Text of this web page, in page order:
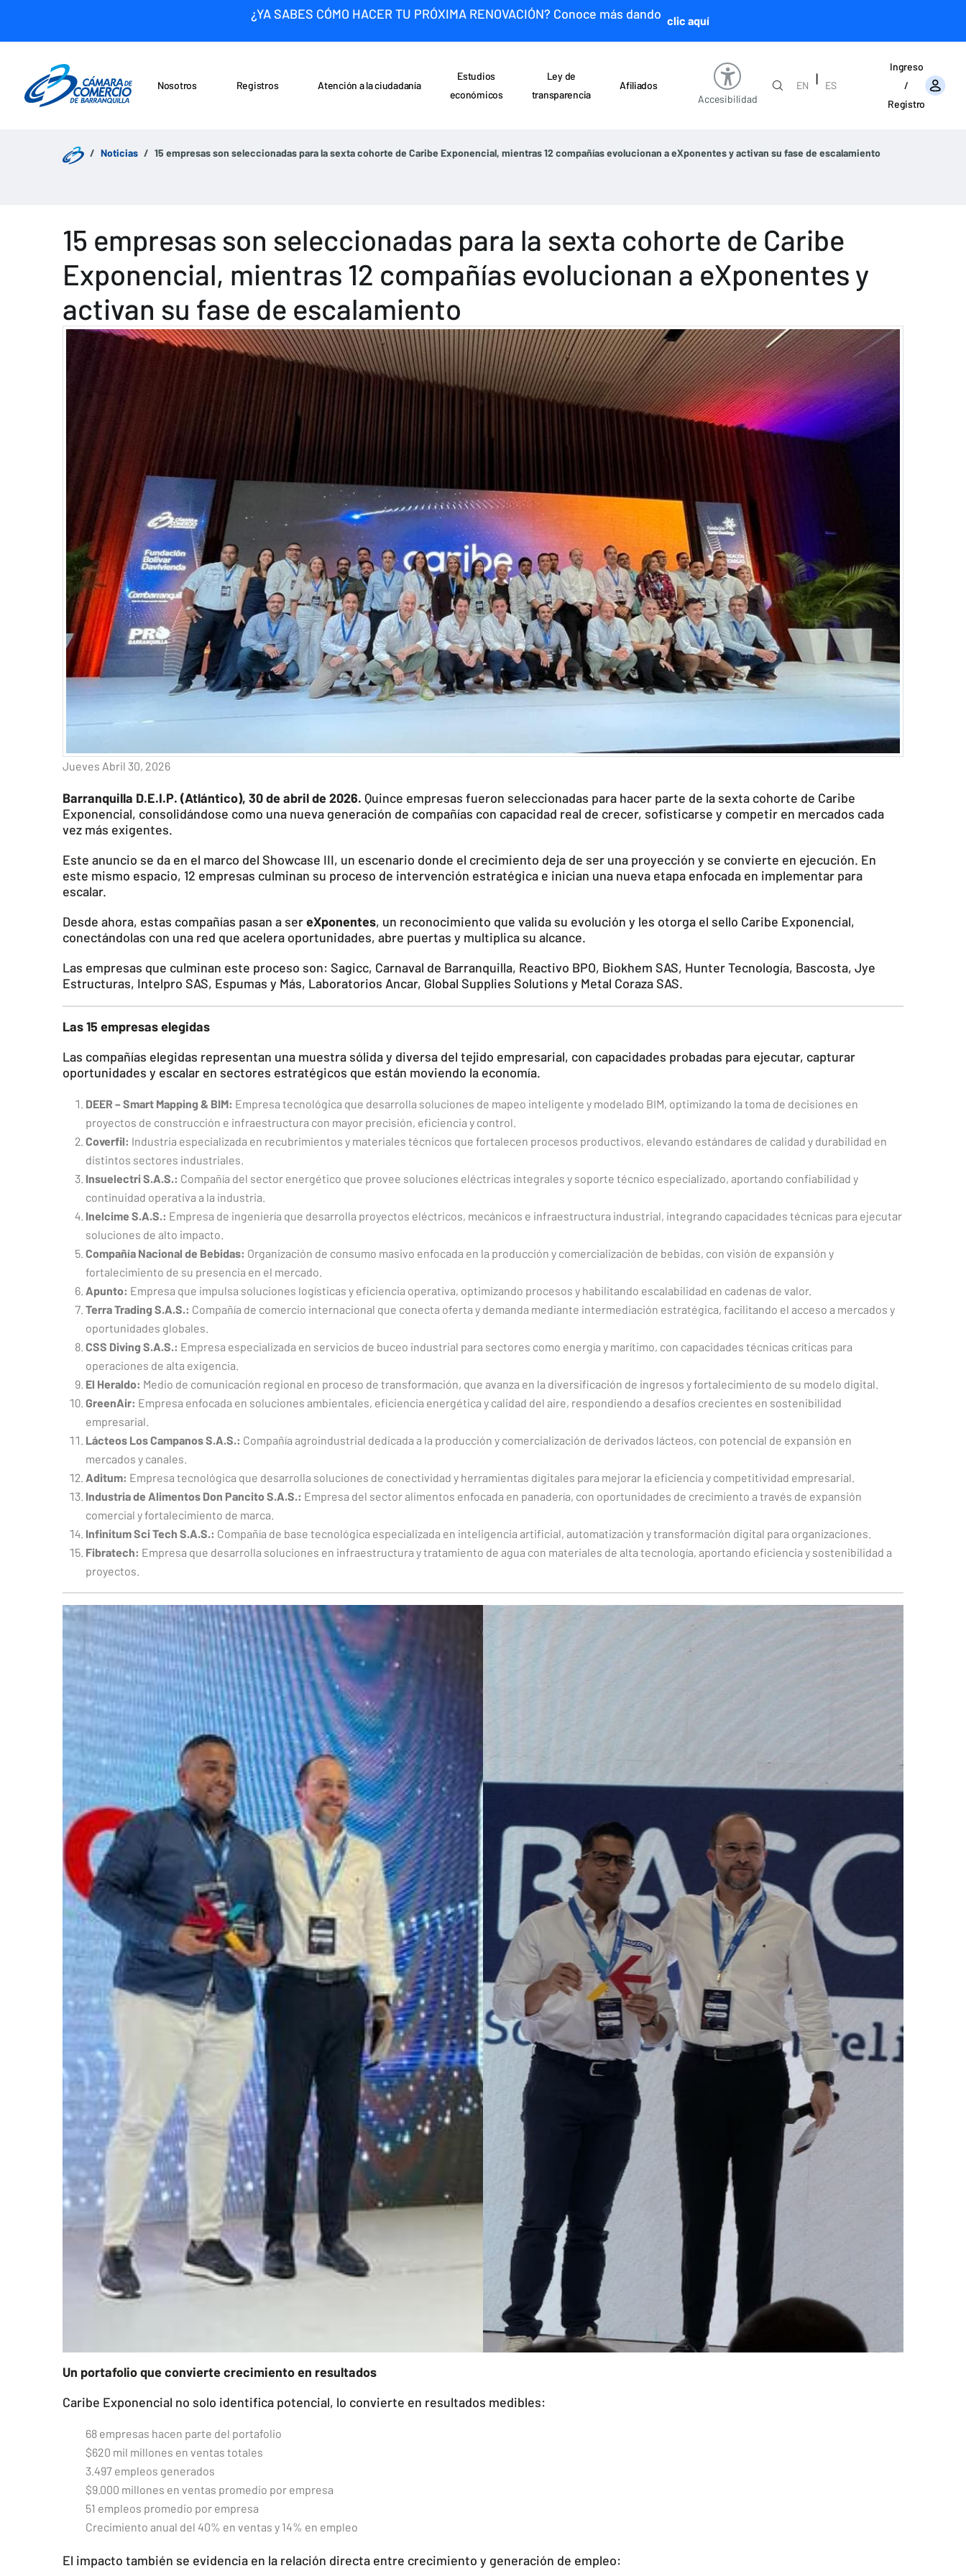
¿YA SABES CÓMO HACER TU PRÓXIMA RENOVACIÓN? Conoce más dando clic aquí
Nosotros Registros
Atención a la ciudadanía
Estudios
económicos
Ley de
transparencia
Afiliados
Accesibilidad
EN |
ES
Ingreso
/
Registro
Noticias 15 empresas son seleccionadas para la sexta cohorte de Caribe Exponencial, mientras 12 compañías evolucionan a eXponentes y activan su fase de escalamiento
15 empresas son seleccionadas para la sexta cohorte de Caribe
Exponencial, mientras 12 compañías evolucionan a eXponentes y
activan su fase de escalamiento
Jueves Abril 30, 2026
Barranquilla D.E.I.P. (Atlántico), 30 de abril de 2026. Quince empresas fueron seleccionadas para hacer parte de la sexta cohorte de Caribe
Exponencial, consolidándose como una nueva generación de compañías con capacidad real de crecer, sofisticarse y competir en mercados cada
vez más exigentes.
Este anuncio se da en el marco del Showcase III, un escenario donde el crecimiento deja de ser una proyección y se convierte en ejecución. En
este mismo espacio, 12 empresas culminan su proceso de intervención estratégica e inician una nueva etapa enfocada en implementar para
escalar.
Desde ahora, estas compañías pasan a sereXponentes, un reconocimiento que valida su evolución y les otorga el sello Caribe Exponencial,
conectándolas con una red que acelera oportunidades, abre puertas y multiplica su alcance.
Las empresas que culminan este proceso son: Sagicc, Carnaval de Barranquilla, Reactivo BPO, Biokhem SAS, Hunter Tecnología, Bascosta, Jye
Estructuras, Intelpro SAS, Espumas y Más, Laboratorios Ancar, Global Supplies Solutions y Metal Coraza SAS.
Las 15 empresas elegidas
Las compañías elegidas representan una muestra sólida y diversa del tejido empresarial, con capacidades probadas para ejecutar, capturar
oportunidades y escalar en sectores estratégicos que están moviendo la economía.
DEER – Smart Mapping & BIM: Empresa tecnológica que desarrolla soluciones de mapeo inteligente y modelado BIM, optimizando la toma de decisiones en
proyectos de construcción e infraestructura con mayor precisión, eficiencia y control.
Coverfil: Industria especializada en recubrimientos y materiales técnicos que fortalecen procesos productivos, elevando estándares de calidad y durabilidad en
distintos sectores industriales.
Insuelectri S.A.S.: Compañía del sector energético que provee soluciones eléctricas integrales y soporte técnico especializado, aportando confiabilidad y
continuidad operativa a la industria.
Inelcime S.A.S.: Empresa de ingeniería que desarrolla proyectos eléctricos, mecánicos e infraestructura industrial, integrando capacidades técnicas para ejecutar
soluciones de alto impacto.
Compañía Nacional de Bebidas: Organización de consumo masivo enfocada en la producción y comercialización de bebidas, con visión de expansión y
fortalecimiento de su presencia en el mercado.
Apunto: Empresa que impulsa soluciones logísticas y eficiencia operativa, optimizando procesos y habilitando escalabilidad en cadenas de valor.
Terra Trading S.A.S.: Compañía de comercio internacional que conecta oferta y demanda mediante intermediación estratégica, facilitando el acceso a mercados y
oportunidades globales.
CSS Diving S.A.S.: Empresa especializada en servicios de buceo industrial para sectores como energía y marítimo, con capacidades técnicas críticas para
operaciones de alta exigencia.
El Heraldo: Medio de comunicación regional en proceso de transformación, que avanza en la diversificación de ingresos y fortalecimiento de su modelo digital.
GreenAir: Empresa enfocada en soluciones ambientales, eficiencia energética y calidad del aire, respondiendo a desafíos crecientes en sostenibilidad
empresarial.
Lácteos Los Campanos S.A.S.: Compañía agroindustrial dedicada a la producción y comercialización de derivados lácteos, con potencial de expansión en
mercados y canales.
Aditum: Empresa tecnológica que desarrolla soluciones de conectividad y herramientas digitales para mejorar la eficiencia y competitividad empresarial.
Industria de Alimentos Don Pancito S.A.S.: Empresa del sector alimentos enfocada en panadería, con oportunidades de crecimiento a través de expansión
comercial y fortalecimiento de marca.
Infinitum Sci Tech S.A.S.: Compañía de base tecnológica especializada en inteligencia artificial, automatización y transformación digital para organizaciones.
Fibratech: Empresa que desarrolla soluciones en infraestructura y tratamiento de agua con materiales de alta tecnología, aportando eficiencia y sostenibilidad a
proyectos.
Un portafolio que convierte crecimiento en resultados
Caribe Exponencial no solo identifica potencial, lo convierte en resultados medibles:
68 empresas hacen parte del portafolio
$620 mil millones en ventas totales
3.497 empleos generados
$9.000 millones en ventas promedio por empresa
51 empleos promedio por empresa
Crecimiento anual del 40% en ventas y 14% en empleo
El impacto también se evidencia en la relación directa entre crecimiento y generación de empleo: